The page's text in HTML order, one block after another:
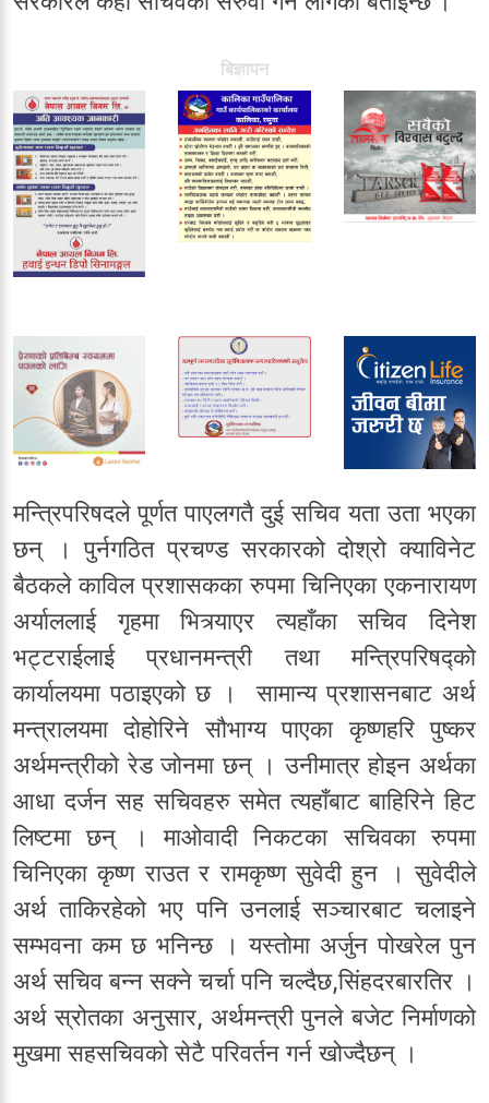
बिज्ञापन
मन्त्रिपरिषदले पूर्णत पाएलगतै दुई सचिव यता उता भएका
छन् । पुर्नगठित प्रचण्ड सरकारको दोश्रो क्याविनेट
बैठकले काविल प्रशासकका रुपमा चिनिएका एकनारायण
अर्याललाई गृहमा भित्र्याएर त्यहाँका सचिव दिनेश
भट्टराईलाई प्रधानमन्त्री तथा मन्त्रिपरिषद्को
कार्यालयमा पठाइएको छ । सामान्य प्रशासनबाट अर्थ
मन्त्रालयमा दोहोरिने सौभाग्य पाएका कृष्णहरि पुष्कर
अर्थमन्त्रीको रेड जोनमा छन् । उनीमात्र होइन अर्थका
आधा दर्जन सह सचिवहरु समेत त्यहाँबाट बाहिरिने हिट
लिष्टमा छन् । माओवादी निकटका सचिवका रुपमा
चिनिएका कृष्ण राउत र रामकृष्ण सुवेदी हुन । सुवेदीले
अर्थ ताकिरहेको भए पनि उनलाई सञ्चारबाट चलाइने
सम्भवना कम छ भनिन्छ । यस्तोमा अर्जुन पोखरेल पुन
अर्थ सचिव बन्न सक्ने चर्चा पनि चल्दैछ,सिंहदरबारतिर ।
अर्थ स्रोतका अनुसार, अर्थमन्त्री पुनले बजेट निर्माणको
मुखमा सहसचिवको सेटै परिवर्तन गर्न खोज्दैछन् ।